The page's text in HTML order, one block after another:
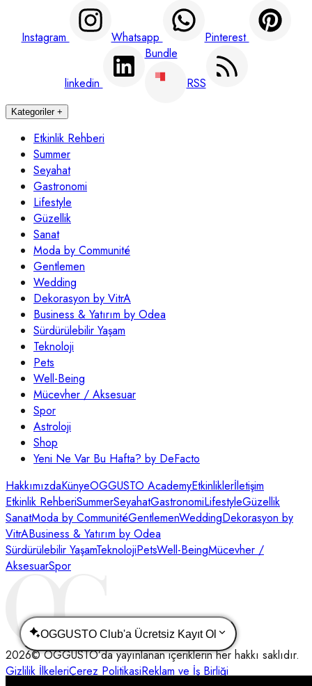
Instagram Whatsapp Pinterest
linkedin
Bundle
RSS
Kategoriler +
Etkinlik Rehberi
Summer
Seyahat
Gastronomi
Lifestyle
Güzellik
Sanat
Moda by Communité
Gentlemen
Wedding
Dekorasyon by VitrA
Business & Yatırım by Odea
Sürdürülebilir Yaşam
Teknoloji
Pets
Well-Being
Mücevher / Aksesuar
Spor
Astroloji
Shop
Yeni Ne Var Bu Hafta? by DeFacto
HakkımızdaKünyeOGGUSTO AcademyEtkinliklerİletişim
Etkinlik RehberiSummerSeyahatGastronomiLifestyleGüzellik
SanatModa by CommunitéGentlemenWeddingDekorasyon by
VitrABusiness & Yatırım by Odea
Sürdürülebilir YaşamTeknolojiPetsWell-BeingMücevher /
AksesuarSpor
2026© OGGUSTO’da yayınlanan içeriklerin her hakkı saklıdır.
Gizlilik İlkeleriÇerez PolitikasiReklam ve İş Birliği
OGGUSTO Club'a Ücretsiz Kayıt Ol